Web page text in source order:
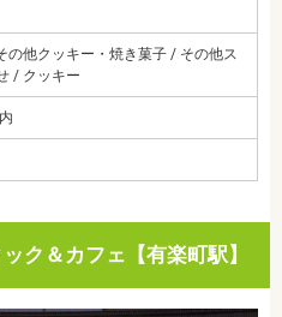
の他クッキー・焼き菓子 / その他ス
/ クッキー
ク＆カフェ【有楽町駅】